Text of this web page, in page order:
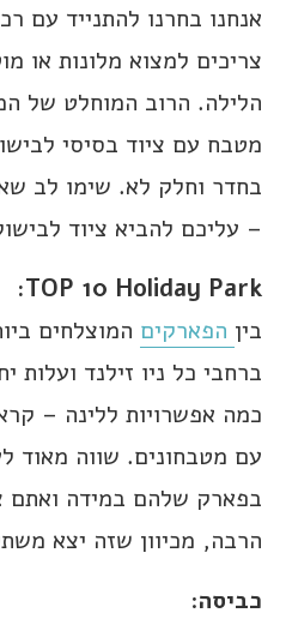
אנחנו בחרנו להתנייד עם
צריכים למצוא מלונות או
הלילה. הרוב המוחלט של
מטבח עם ציוד בסיסי
בחדר וחלק לא. שימו לב
– עליכם להביא ציוד
TOP 10 Holiday Park:
בין הפארקים המוצלחים
ברחבי כל ניו זילנד ועלות
כמה אפשרויות ללינה –
עם מטבחונים. שווה מאוד
בפארק שלהם במידה ואתם
הרבה, מכיוון שזה יצא
כביסה: